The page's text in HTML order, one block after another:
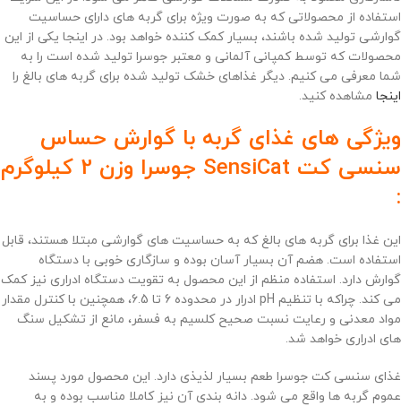
استفاده از محصولاتی که به صورت ویژه برای گربه های دارای حساسیت
گوارشی تولید شده باشند، بسیار کمک کننده خواهد بود. در اینجا یکی از این
محصولات که توسط کمپانی آلمانی و معتبر جوسرا تولید شده است را به
شما معرفی می کنیم. دیگر غذاهای خشک تولید شده برای گربه های بالغ را
اینجا مشاهده کنید.
ویژگی های غذای گربه با گوارش حساس
سنسی کت SensiCat جوسرا وزن 2 کیلوگرم
:
این غذا برای گربه های بالغ که به حساسیت های گوارشی مبتلا هستند، قابل
استفاده است. هضم آن بسیار آسان بوده و سازگاری خوبی با دستگاه
گوارش دارد. استفاده منظم از این محصول به تقویت دستگاه ادراری نیز کمک
می کند. چراکه با تنظیم pH ادرار در محدوده 6 تا 6.5، همچنین با کنترل مقدار
مواد معدنی و رعایت نسبت صحیح کلسیم به فسفر، مانع از تشکیل سنگ
های ادراری خواهد شد.
غذای سنسی کت جوسرا طعم بسیار لذیذی دارد. این محصول مورد پسند
عموم گربه ها واقع می شود. دانه بندی آن نیز کاملا مناسب بوده و به